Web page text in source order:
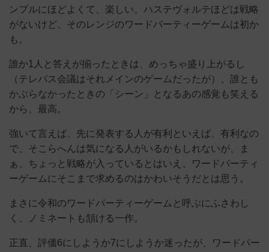
ンプルにほどよくて、楽しい。ハステヴォルテほどは戦略
がないけど、そのレンジのワードパーティーゲームは初か
も。
誰か1人と答えが揃ったときは、めっちゃ盛り上がるし
（テレパス会議はそれメインのゲームだったが）、誰とも
かぶらなかったときの「シーン」となるあの感覚も笑える
から、最高。
強いて言えば、先に発表する人が有利といえば、有利なの
で、そこらへんは気になる人がいるかもしれないが、ま
ぁ、ちょっと戦略が入っているとはいえ、ワードパーティ
ーゲームにそこまで求めるのはかわいそうだとは思う。
まさに令和のワードパーティーゲームと呼ぶにふさわし
く、ノミネートも頷ける一作。
正直、評価6にしようか7にしようか迷ったが、ワードパー